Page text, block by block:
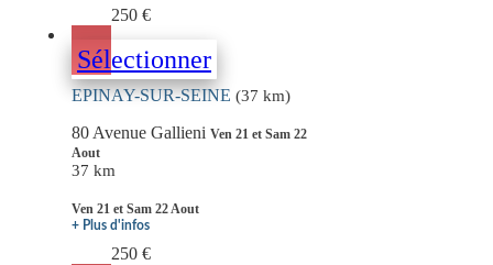
250 €
Sélectionner
EPINAY-SUR-SEINE (37 km)
80 Avenue Gallieni Ven 21 et Sam 22
Aout
37 km
Ven 21 et Sam 22 Aout
+ Plus d'infos
250 €